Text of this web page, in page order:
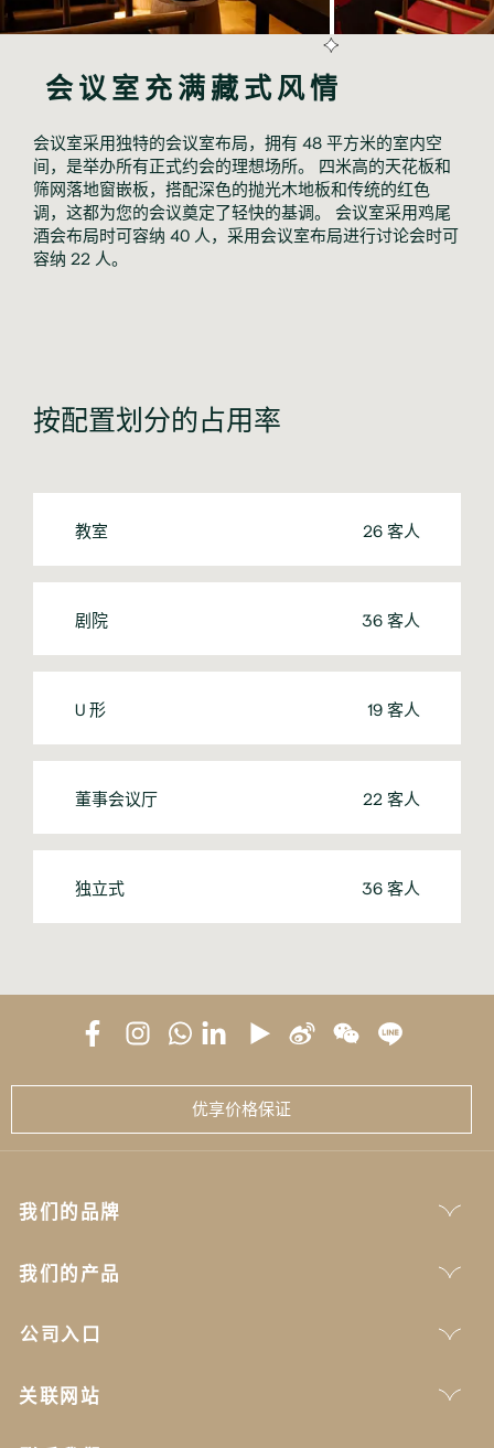
会议室充满藏式风情
会议室采用独特的会议室布局，拥有 48 平方米的室内空
间，是举办所有正式约会的理想场所。 四米高的天花板和
筛网落地窗嵌板，搭配深色的抛光木地板和传统的红色
调，这都为您的会议奠定了轻快的基调。 会议室采用鸡尾
酒会布局时可容纳 40 人，采用会议室布局进行讨论会时可
容纳 22 人。
按配置划分的占用率
教室 26 客人
剧院 36 客人
U 形 19 客人
董事会议厅 22 客人
独立式 36 客人
优享价格保证
我们的品牌
我们的产品
公司入口
关联网站